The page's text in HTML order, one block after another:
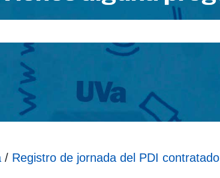
/ Registro de jornada del PDI